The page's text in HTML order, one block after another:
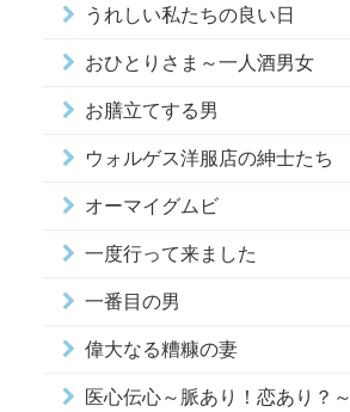
うれしい私たちの良い日
おひとりさま～一人酒男女
お膳立てする男
ウォルゲス洋服店の紳士たち
オーマイグムビ
一度行って来ました
一番目の男
偉大なる糟糠の妻
医心伝心～脈あり！恋あり？～